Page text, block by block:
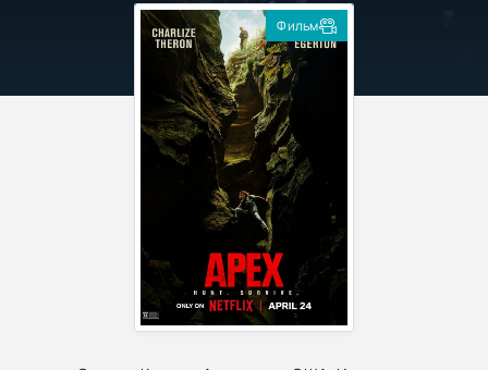
Фильм